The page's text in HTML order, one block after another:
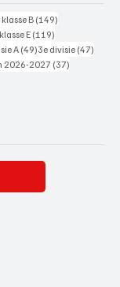
posts
klasse B(149)
postsE(119)
A (49)49 posts
3e divisie (47)
2026-2027 (37)